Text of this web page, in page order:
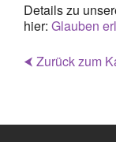
Details zu
hier: Glauben
⮜ Zurück zum